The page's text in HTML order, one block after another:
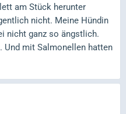
am Stück herunter
nicht. Meine Hündin
nicht ganz so ängstlich.
Und mit Salmonellen hatten